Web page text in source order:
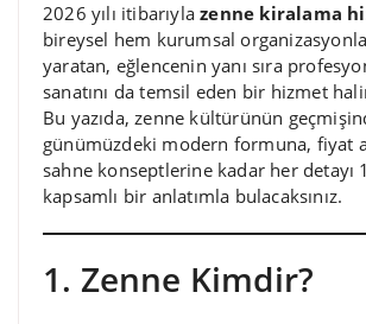
2026 yılı itibarıylazenne kiralama
bireysel hem kurumsal
yaratan, eğlencenin yanı sıra
sanatını da temsil eden bir hizmet
Bu yazıda, zenne kültürünün
günümüzdeki modern formuna, fiyat
sahne konseptlerine kadar her detayı
kapsamlı bir anlatımla bulacaksınız.
1. Zenne Kimdir?